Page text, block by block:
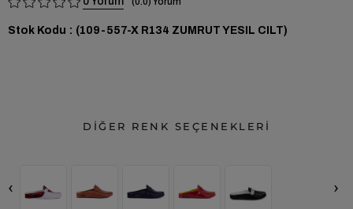
Stok Kodu (109-557-X R134 ZUMRUT YESIL CILT)
DİĞER RENK SEÇENEKLERİ
‹ ›